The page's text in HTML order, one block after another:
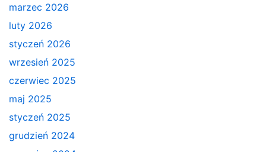
marzec 2026
luty 2026
styczeń 2026
wrzesień 2025
czerwiec 2025
maj 2025
styczeń 2025
grudzień 2024